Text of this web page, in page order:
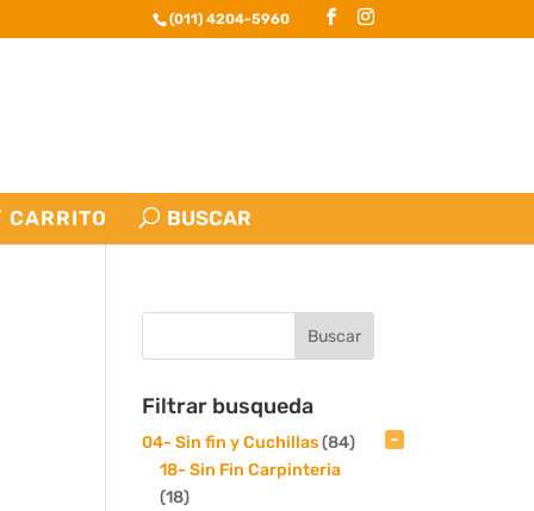
(011) 4204-5960
CARRITO
Filtrar busqueda
04- Sin fin y Cuchillas(84)
18- Sin Fin Carpinteria
(18)